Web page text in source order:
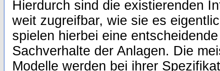
Hierdurch sind die existierenden
weit zugreifbar, wie sie es
spielen hierbei eine
Sachverhalte der Anlagen. Die
Modelle werden bei ihrer